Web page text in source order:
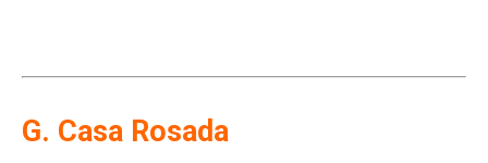
G. Casa Rosada